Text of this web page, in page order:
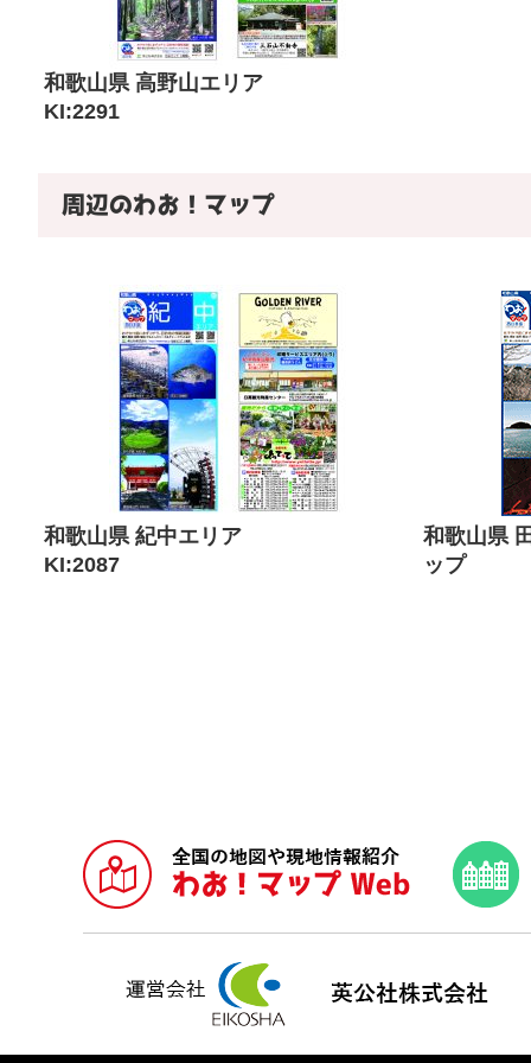
和歌山県 高野山エリア
KI:2291
周辺のわお！マップ
和歌山県 紀中エリア
KI:2087
和歌山県
ップ